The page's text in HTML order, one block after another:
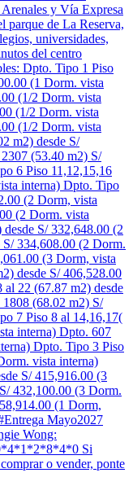
y Vía Expresa
parque de La Reserva,
universidades,
del centro
Dpto. Tipo 1 Piso
(1 Dorm. vista
(1/2 Dorm. vista
(1/2 Dorm. vista
(1/2 Dorm. vista
m2) desde S/
(53.40 m2) S/
6 Piso 11,12,15,16
interna) Dpto. Tipo
(2 Dorm, vista
(2 Dorm. vista
S/ 332,648.00 (2
334,608.00 (2 Dorm.
(3 Dorm, vista
desde S/ 406,528.00
22 (67.87 m2) desde
(68.02 m2) S/
7 Piso 8 al 14,16,17(
interna) Dpto. 607
Dpto. Tipo 3 Piso
vista interna)
S/ 415,916.00 (3
432,100.00 (3 Dorm.
(1 Dorm,
Mayo2027
Wong:
Si
o vender, ponte